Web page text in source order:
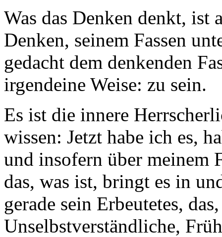
Was das Denken denkt, ist
Denken, seinem Fassen
gedacht dem denkenden
irgendeine Weise: zu sein.
Es ist die innere
wissen: Jetzt habe ich es,
und insofern über meinem
das, was ist, bringt es in
gerade sein Erbeutetes,
Unselbstverständliche,